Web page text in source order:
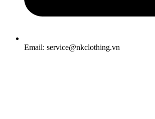
Email: service@nkclothing.vn